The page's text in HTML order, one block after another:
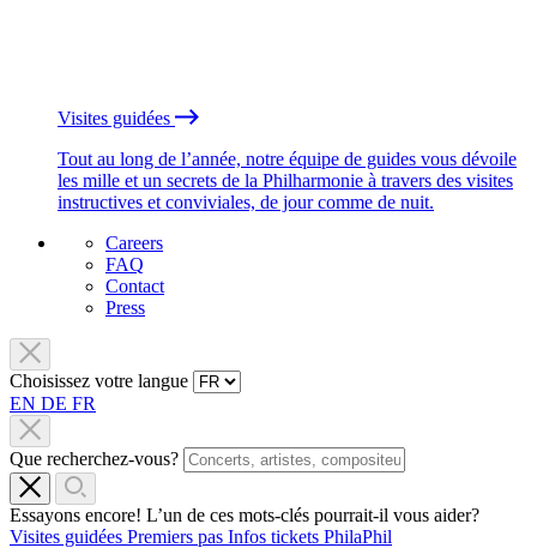
Visites guidées
Tout au long de l’année, notre équipe de guides vous dévoile
les mille et un secrets de la Philharmonie à travers des visites
instructives et conviviales, de jour comme de nuit.
Careers
FAQ
Contact
Press
Choisissez votre langue
EN DE FR
Que recherchez-vous?
Essayons encore! L’un de ces mots-clés pourrait-il vous aider?
Visites guidées Premiers pas Infos tickets PhilaPhil